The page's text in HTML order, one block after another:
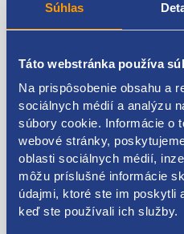
Súhlas
Táto webstránka používa
Na prispôsobenie obsahu a
sociálnych médií a analýzu
súbory cookie. Informácie o
webové stránky,
oblasti sociálnych médií,
môžu príslušné informácie
údajmi, ktoré ste im poskytli
keď ste používali ich služby.
Svetlo zadnej pravej
sedan 09 / 00- komplet
orig.
Kód: 54437
Stav dielu: použitý diel